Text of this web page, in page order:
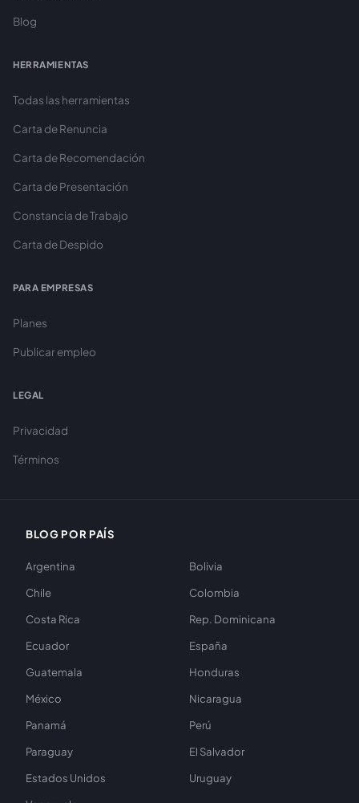
Blog
HERRAMIENTAS
Todas las herramientas
Carta de Renuncia
Carta de Recomendación
Carta de Presentación
Constancia de Trabajo
Carta de Despido
PARA EMPRESAS
Planes
Publicar empleo
LEGAL
Privacidad
Términos
BLOG POR PAÍS
Argentina
Bolivia
Chile
Colombia
Costa Rica
Rep. Dominicana
Ecuador
España
Guatemala
Honduras
México
Nicaragua
Panamá
Perú
Paraguay
El Salvador
Estados Unidos
Uruguay